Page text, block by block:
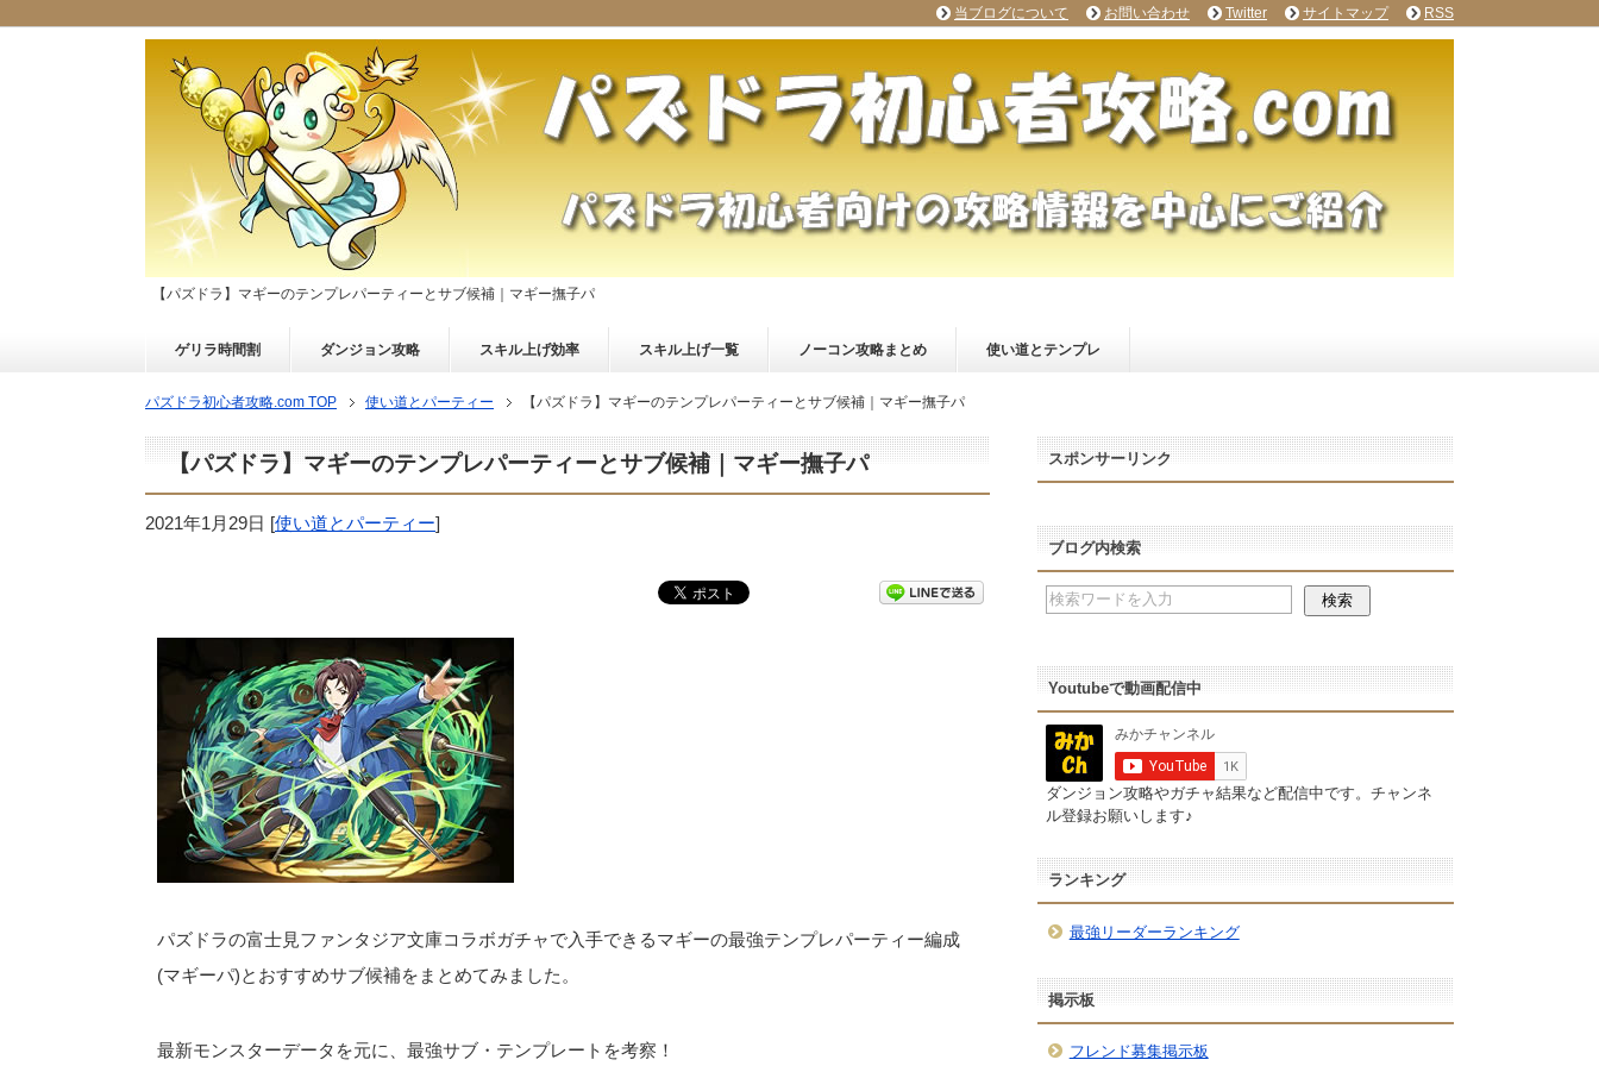
【パズドラ】マギーのテンプレパーティーとサブ候補｜マギー撫子パ
ゲリラ時間割 ダンジョン攻略 スキル上げ効率 スキル上げ一覧 ノーコン攻略まとめ 使い道とテンプレ
パズドラ初心者攻略.com TOP 使い道とパーティー 【パズドラ】マギーのテンプレパーティーとサブ候補｜マギー撫子パ
【パズドラ】マギーのテンプレパーティーとサブ候補｜マギー撫子パ
2021年1月29日 [使い道とパーティー]
パズドラの富士見ファンタジア文庫コラボガチャで入手できるマギーの最強テンプレパーティー編成
(マギーパ)とおすすめサブ候補をまとめてみました。
最新モンスターデータを元に、最強サブ・テンプレートを考察！
スポンサーリンク
ブログ内検索
Youtubeで動画配信中
ダンジョン攻略やガチャ結果など配信中です。チャンネ
ル登録お願いします♪
ランキング
最強リーダーランキング
掲示板
フレンド募集掲示板
当ブログについて お問い合わせ Twitter サイトマップ RSS